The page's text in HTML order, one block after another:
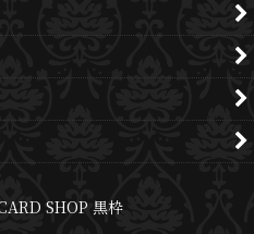
SHOP 黒枠